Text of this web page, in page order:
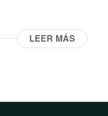
LEER MÁS